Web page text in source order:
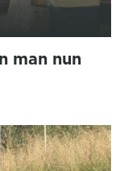
man nun